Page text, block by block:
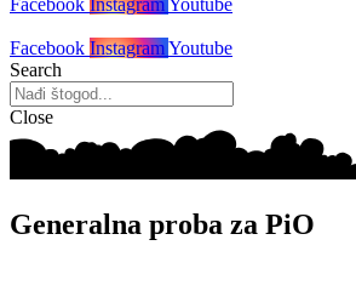
Facebook InstagramYoutube
Facebook InstagramYoutube
Search
Close
Generalna proba za PiO